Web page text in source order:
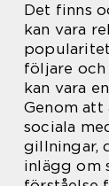
Det finns
kan vara
följare
kan vara
Genom att
sociala
gillningar,
inlägg om